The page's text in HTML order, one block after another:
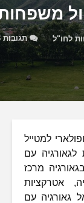
לחו"ל תגובות 13
למטייל
לגאורגיה עם
מרכז
אטרקציות
גאורגיה עם